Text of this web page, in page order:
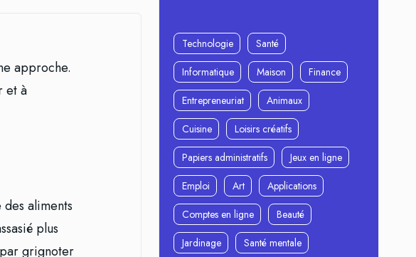
approche.
et à
aliments
plus
grignoter
Technologie
Santé
Informatique
Maison
Finance
Entrepreneuriat
Animaux
Cuisine
Loisirs créatifs
Papiers administratifs
Jeux en ligne
Emploi
Art
Applications
Comptes en ligne
Beauté
Jardinage
Santé mentale